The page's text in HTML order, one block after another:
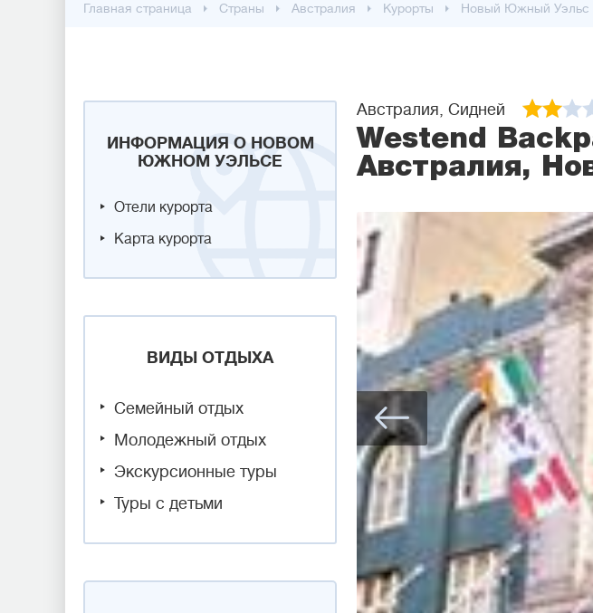
Главная страница Cтраны Австралия Курорты Новый Южный Уэльс
ИНФОРМАЦИЯ О НОВОМ
ЮЖНОМ УЭЛЬСЕ
Отели курорта
Карта курорта
ВИДЫ ОТДЫХА
Семейный отдых
Молодежный отдых
Экскурсионные туры
Туры с детьми
Австралия, Сидней
Westend
Австралия,